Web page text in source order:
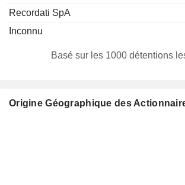
Recordati SpA
Inconnu
Basé sur les 1000 détentions
Origine Géographique des